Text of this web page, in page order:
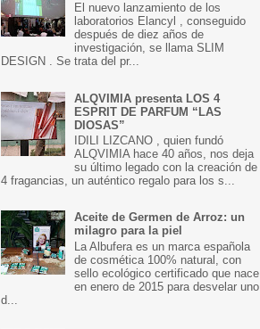
El nuevo lanzamiento de los
laboratorios Elancyl , conseguido
después de diez años de
investigación, se llama SLIM
DESIGN . Se trata del pr...
ALQVIMIA presenta LOS 4
ESPRIT DE PARFUM “LAS
DIOSAS”
IDILI LIZCANO , quien fundó
ALQVIMIA hace 40 años, nos deja
su último legado con la creación de
4 fragancias, un auténtico regalo para los s...
Aceite de Germen de Arroz: un
milagro para la piel
La Albufera es un marca española
de cosmética 100% natural, con
sello ecológico certificado que nace
en enero de 2015 para desvelar uno
d...